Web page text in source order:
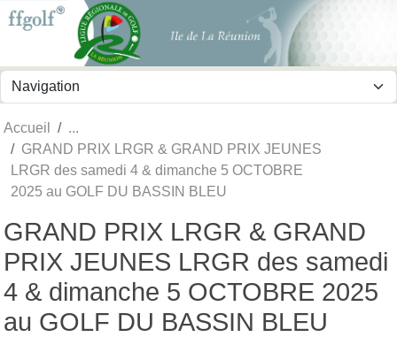
Accueil
GRAND PRIX LRGR & GRAND PRIX JEUNES
LRGR des samedi 4 & dimanche 5 OCTOBRE
2025 au GOLF DU BASSIN BLEU
GRAND PRIX LRGR & GRAND
PRIX JEUNES LRGR des samedi
4 & dimanche 5 OCTOBRE 2025
au GOLF DU BASSIN BLEU
Panneau de gestion des cookies